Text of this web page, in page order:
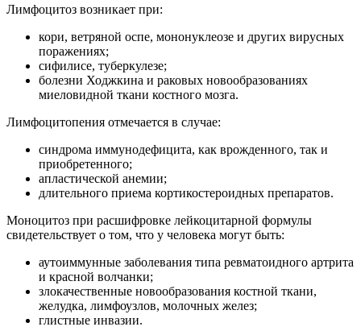
Лимфоцитоз возникает при:
кори, ветряной оспе, мононуклеозе и других вирусных
поражениях;
сифилисе, туберкулезе;
болезни Ходжкина и раковых новообразованиях
миеловидной ткани костного мозга.
Лимфоцитопения отмечается в случае:
синдрома иммунодефицита, как врожденного, так и
приобретенного;
апластической анемии;
длительного приема кортикостероидных препаратов.
Моноцитоз при расшифровке лейкоцитарной формулы
свидетельствует о том, что у человека могут быть:
аутоиммунные заболевания типа ревматоидного артрита
и красной волчанки;
злокачественные новообразования костной ткани,
желудка, лимфоузлов, молочных желез;
глистные инвазии.